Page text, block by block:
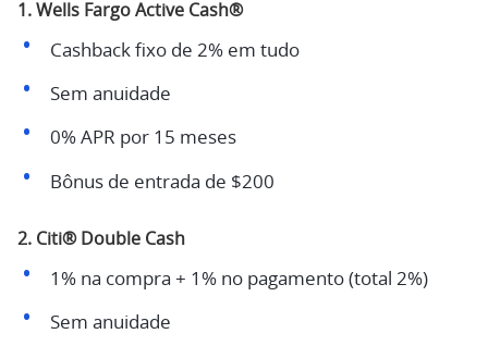
1. Wells Fargo Active Cash®
Cashback fixo de 2% em tudo
Sem anuidade
0% APR por 15 meses
Bônus de entrada de $200
2. Citi® Double Cash
1% na compra + 1% no pagamento (total 2%)
Sem anuidade